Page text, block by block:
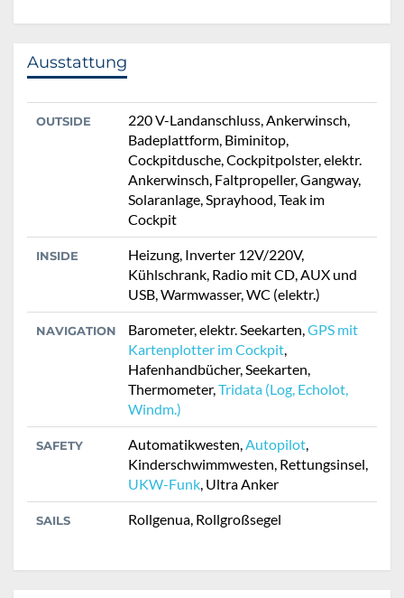
Ausstattung
OUTSIDE
220 V-Landanschluss, Ankerwinsch,
Badeplattform, Biminitop,
Cockpitdusche, Cockpitpolster, elektr.
Ankerwinsch, Faltpropeller, Gangway,
Solaranlage, Sprayhood, Teak im
Cockpit
INSIDE
Heizung, Inverter 12V/220V,
Kühlschrank, Radio mit CD, AUX und
USB, Warmwasser, WC (elektr.)
NAVIGATION Barometer, elektr. Seekarten,GPS mit
Kartenplotter im Cockpit,
Hafenhandbücher, Seekarten,
Thermometer,Tridata (Log, Echolot,
Windm.)
SAFETY Automatikwesten,Autopilot,
Kinderschwimmwesten, Rettungsinsel,
UKW-Funk, Ultra Anker
SAILS Rollgenua, Rollgroßsegel